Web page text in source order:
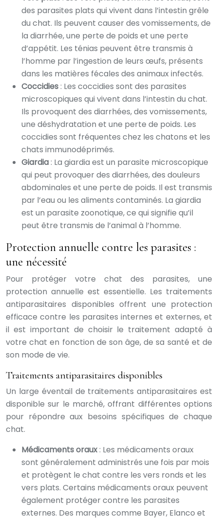
des parasites plats qui vivent dans l’intestin grêle
du chat. Ils peuvent causer des vomissements, de
la diarrhée, une perte de poids et une perte
d’appétit. Les ténias peuvent être transmis à
l’homme par l’ingestion de leurs œufs, présents
dans les matières fécales des animaux infectés.
Coccidies: Les coccidies sont des parasites
microscopiques qui vivent dans l’intestin du chat.
Ils provoquent des diarrhées, des vomissements,
une déshydratation et une perte de poids. Les
coccidies sont fréquentes chez les chatons et les
chats immunodéprimés.
Giardia: La giardia est un parasite microscopique
qui peut provoquer des diarrhées, des douleurs
abdominales et une perte de poids. Il est transmis
par l’eau ou les aliments contaminés. La giardia
est un parasite zoonotique, ce qui signifie qu’il
peut être transmis de l’animal à l’homme.
Protection annuelle contre les parasites :
une nécessité
Pour protéger votre chat des parasites, une
protection annuelle est essentielle. Les traitements
antiparasitaires disponibles offrent une protection
efficace contre les parasites internes et externes, et
il est important de choisir le traitement adapté à
votre chat en fonction de son âge, de sa santé et de
son mode de vie.
Traitements antiparasitaires disponibles
Un large éventail de traitements antiparasitaires est
disponible sur le marché, offrant différentes options
pour répondre aux besoins spécifiques de chaque
chat.
Médicaments oraux: Les médicaments oraux
sont généralement administrés une fois par mois
et protègent le chat contre les vers ronds et les
vers plats. Certains médicaments oraux peuvent
également protéger contre les parasites
externes. Des marques comme Bayer, Elanco et